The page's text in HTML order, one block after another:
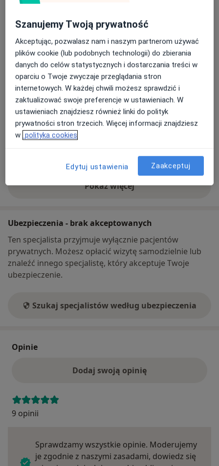
Przedszkole Publiczne Brykające Tygrysy w
Krakowie
Kazimierza Wierzyńskiego 33, Bronowice Małe
Wschód, 30-198Kraków
Powiększ mapęotwiera się w nowej karcie
Dostępność
W tym gabinecie nie można umawiać wizyt przez
internet
Pokaż więcej
o adresie
Ubezpieczenia - brak akceptowanych
Ten specjalista przyjmuje wyłącznie pacjentów
prywatnych. Możesz opłacić wizytę samodzielnie lub
znaleźć innego specjalistę, który akceptuje Twoje
ubezpieczenie.
Szukaj specjalistów według ubezpieczenia
Opinie
Dodaj swoją opinię
9 opinii
Sprawdzamy wszystkie opinie. Moderujemy
je zgodnie z naszymi zasadami, dowiedz się
Szanujemy Twoją prywatność
Akceptując, pozwalasz nam i naszym partnerom używać
plików cookie (lub podobnych technologii) do zbierania
danych do celów statystycznych i dostarczania treści w
oparciu o Twoje zwyczaje przeglądania stron
internetowych. W każdej chwili możesz sprawdzić i
zaktualizować swoje preferencje w ustawieniach. W
ustawieniach znajdziesz również linki do polityk
prywatności stron trzecich. Więcej informacji znajdziesz
w polityka cookies
Edytuj ustawienia Zaakceptuj